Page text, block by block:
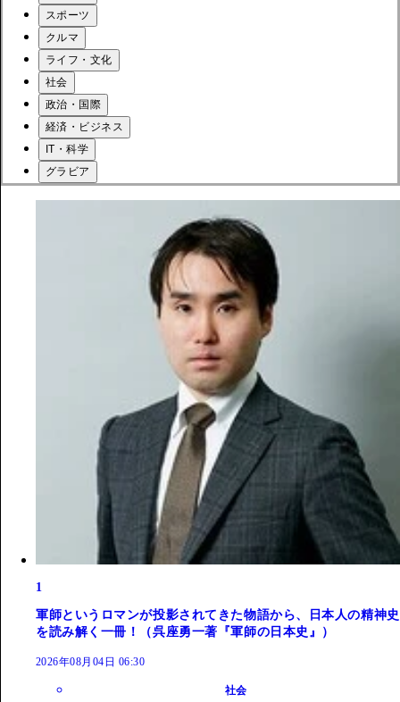
スポーツ
クルマ
ライフ・文化
社会
政治・国際
経済・ビジネス
IT・科学
グラビア
1
軍師というロマンが投影されてきた物語から、日本人の精神史
を読み解く一冊！（呉座勇一著『軍師の日本史』）
2026年08月04日 06:30
社会